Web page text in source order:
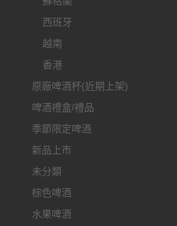
西班牙
越南
香港
原廠啤酒杯(近期上架)
啤酒禮盒/禮品
季節限定啤酒
新品上市
未分類
棕色啤酒
水果啤酒